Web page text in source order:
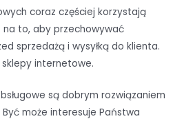
coraz częściej korzystają
to, aby przechowywać
sprzedażą i wysyłką do klienta.
sklepy internetowe.
są dobrym rozwiązaniem
może interesuje Państwa